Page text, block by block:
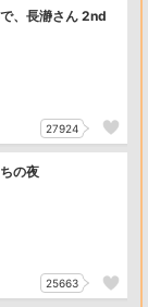
、長瀞さん 2nd
27924
の夜
25663